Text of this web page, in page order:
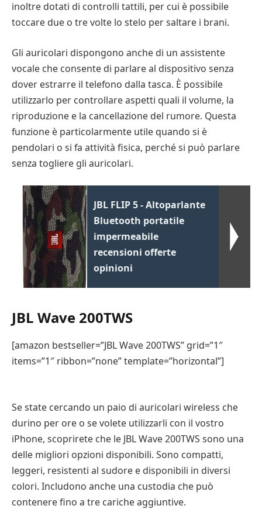
inoltre dotati di controlli tattili, per cui è possibile
toccare due o tre volte lo stelo per saltare i brani.
Gli auricolari dispongono anche di un assistente
vocale che consente di parlare al dispositivo senza
dover estrarre il telefono dalla tasca. È possibile
utilizzarlo per controllare aspetti quali il volume, la
riproduzione e la cancellazione del rumore. Questa
funzione è particolarmente utile quando si è
pendolari o si fa attività fisica, perché si può parlare
senza togliere gli auricolari.
JBL FLIP 5 - Altoparlante
Bluetooth portatile
impermeabile
recensioni offerte
opinioni
JBL Wave 200TWS
[amazon bestseller=”JBL Wave 200TWS” grid=”1″
items=”1″ ribbon=”none” template=”horizontal”]
Se state cercando un paio di auricolari wireless che
durino per ore o se volete utilizzarli con il vostro
iPhone, scoprirete che le JBL Wave 200TWS sono una
delle migliori opzioni disponibili. Sono compatti,
leggeri, resistenti al sudore e disponibili in diversi
colori. Includono anche una custodia che può
contenere fino a tre cariche aggiuntive.